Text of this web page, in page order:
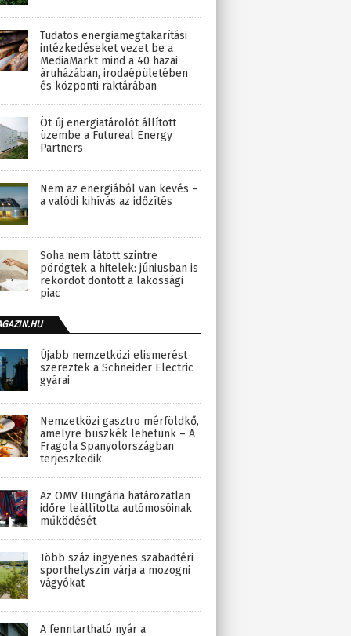
Tudatos energiamegtakarítási
intézkedéseket vezet be a
MediaMarkt mind a 40 hazai
áruházában, irodaépületében
és központi raktárában
Öt új energiatárolót állított
üzembe a Futureal Energy
Partners
Nem az energiából van kevés –
a valódi kihívás az időzítés
Soha nem látott szintre
pörögtek a hitelek: júniusban is
rekordot döntött a lakossági
piac
Újabb nemzetközi elismerést
szereztek a Schneider Electric
gyárai
Nemzetközi gasztro mérföldkő,
amelyre büszkék lehetünk – A
Fragola Spanyolországban
terjeszkedik
Az OMV Hungária határozatlan
időre leállította autómosóinak
működését
Több száz ingyenes szabadtéri
sporthelyszín várja a mozogni
vágyókat
A fenntartható nyár a